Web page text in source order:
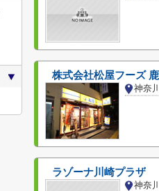
株式会社松屋フーズ
神奈
ラゾーナ川崎プラザ
神奈